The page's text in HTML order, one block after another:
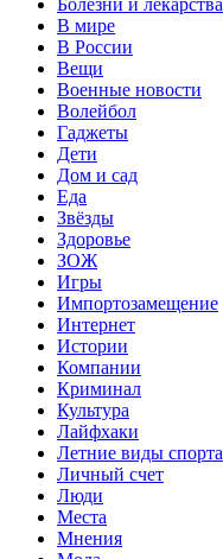
В мире
В России
Вещи
Военные новости
Волейбол
Гаджеты
Дети
Дом и сад
Еда
Звёзды
Здоровье
ЗОЖ
Игры
Импортозамещение
Интернет
Истории
Компании
Криминал
Культура
Лайфхаки
Летние виды спорта
Личный счет
Люди
Места
Мнения